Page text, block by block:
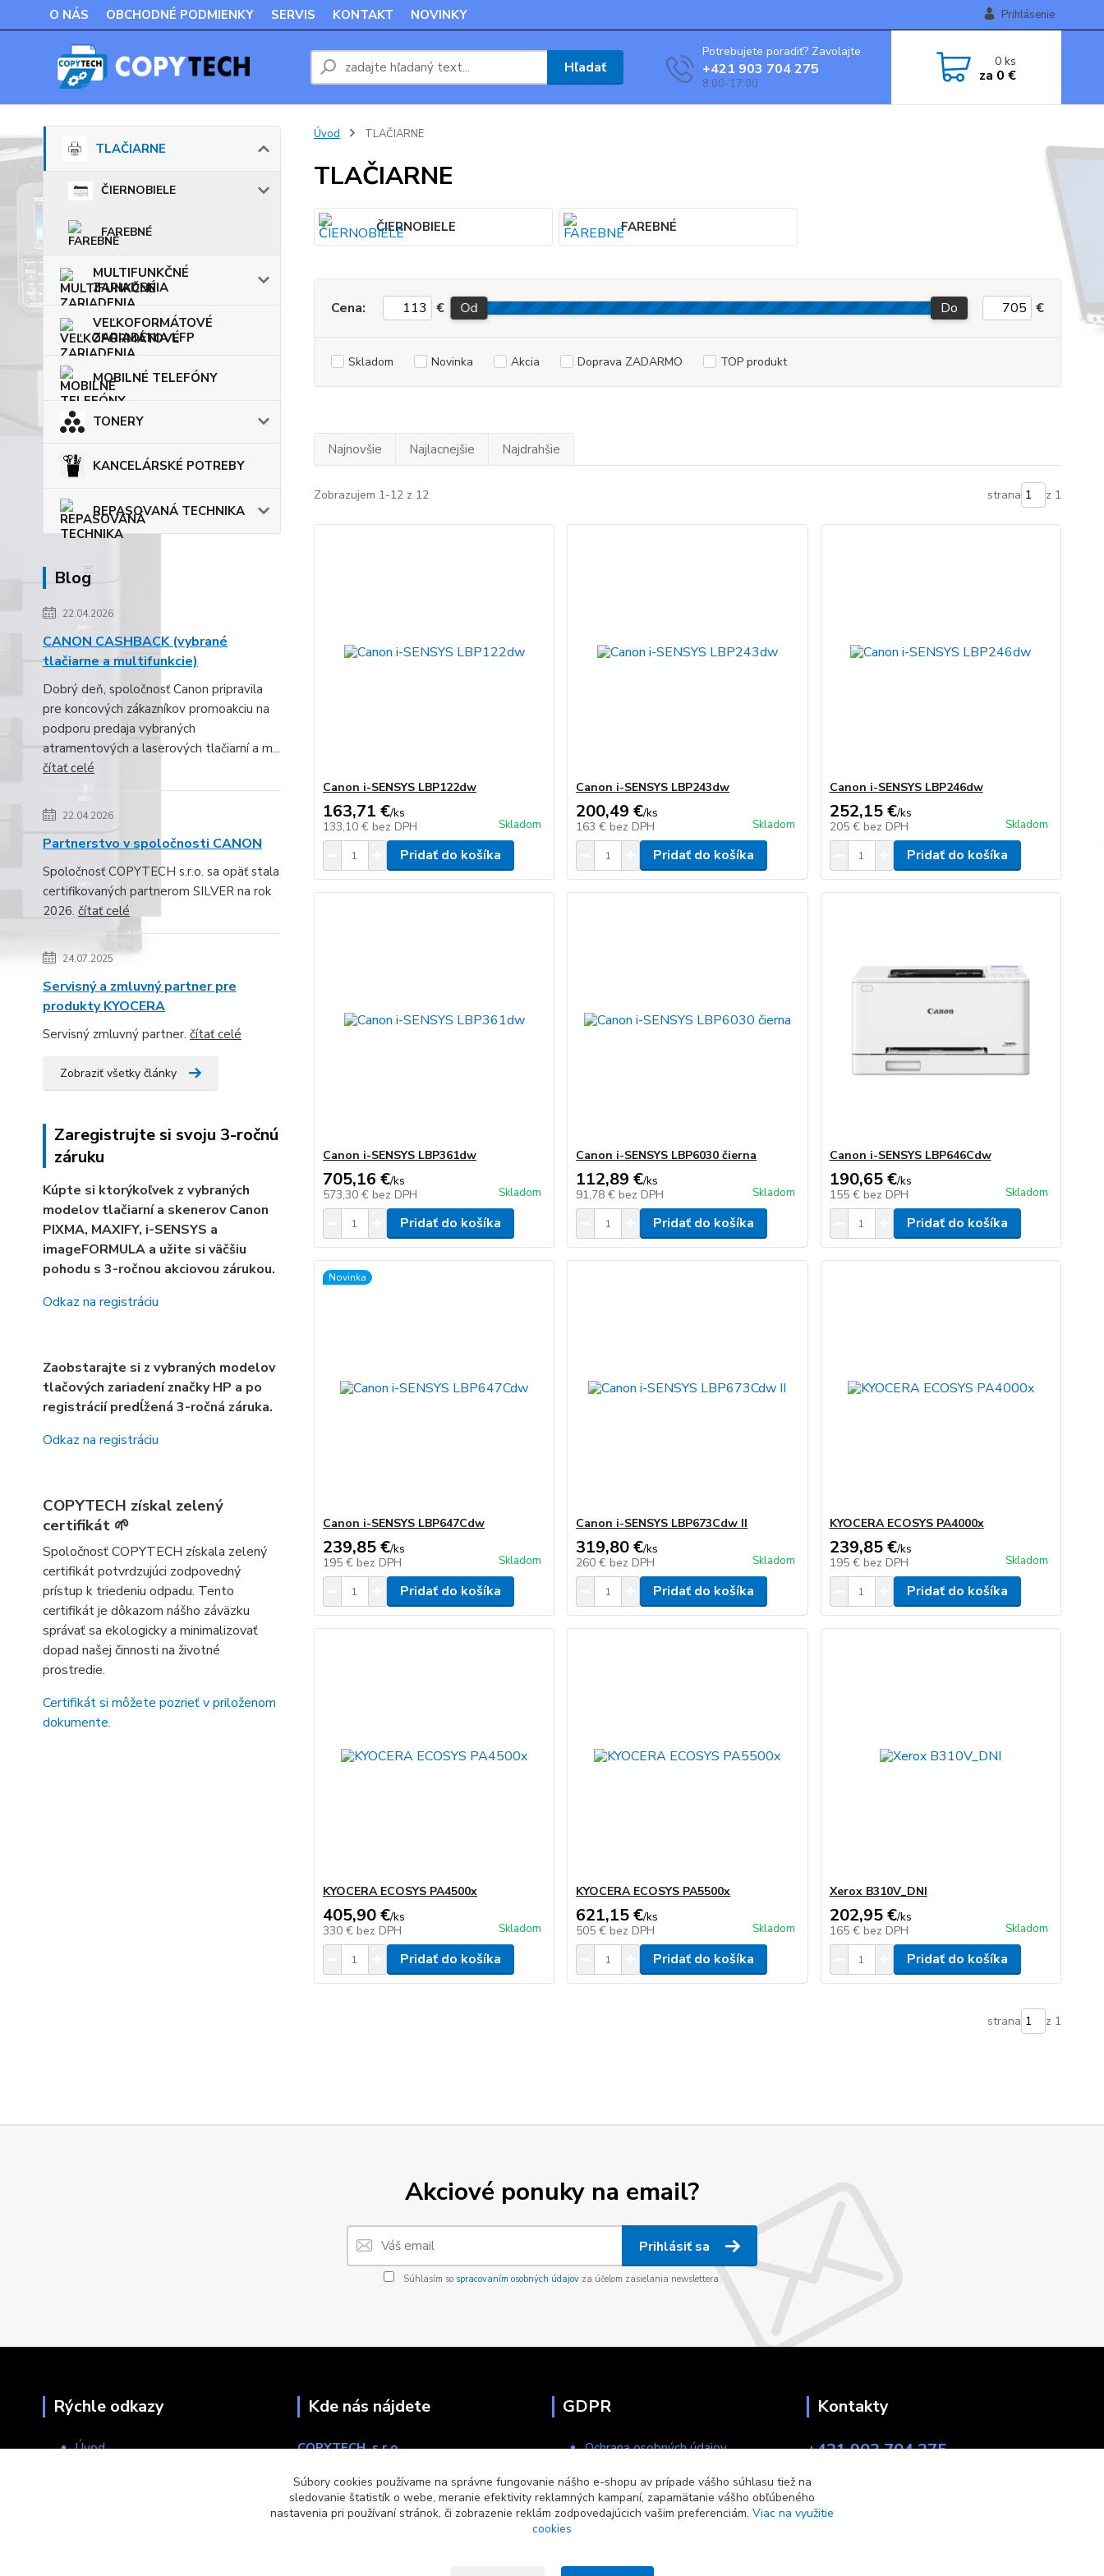
O NÁS OBCHODNÉ PODMIENKY SERVIS KONTAKT NOVINKY Prihlásenie
Hľadať
Potrebujete poradiť? Zavolajte
+421 903 704 275
8:00-17:00
0ks
za 0 €
TLAČIARNE
ČIERNOBIELE
FAREBNÉ
MULTIFUNKČNÉ
ZARIADENIA
VEĽKOFORMÁTOVÉ
ZARIADENIA LFP
MOBILNÉ TELEFÓNY
TONERY
KANCELÁRSKÉ POTREBY
REPASOVANÁ TECHNIKA
Blog
22.04.2026
CANON CASHBACK (vybrané
tlačiarne a multifunkcie)
Dobrý deň, spoločnosť Canon pripravila
pre koncových zákazníkov promoakciu na
podporu predaja vybraných
atramentových a laserových tlačiarní a m...
čítať celé
22.04.2026
Partnerstvo v spoločnosti CANON
Spoločnosť COPYTECH s.r.o. sa opäť stala
certifikovaných partnerom SILVER na rok
2026. čítať celé
24.07.2025
Servisný a zmluvný partner pre
produkty KYOCERA
Servisný zmluvný partner. čítať celé
Zobraziť všetky články
Zaregistrujte si svoju 3-ročnú
záruku
Kúpte si ktorýkoľvek z vybraných
modelov tlačiarní a skenerov Canon
PIXMA, MAXIFY, i-SENSYS a
imageFORMULA a užite si väčšiu
pohodu s 3-ročnou akciovou zárukou.
Odkaz na registráciu
Zaobstarajte si z vybraných modelov
tlačových zariadení značky HP a po
registrácií predĺžená 3-ročná záruka.
Odkaz na registráciu
COPYTECH získal zelený
certifikát 🌱
Spoločnosť COPYTECH získala zelený
certifikát potvrdzujúci zodpovedný
prístup k triedeniu odpadu. Tento
certifikát je dôkazom nášho záväzku
správať sa ekologicky a minimalizovať
dopad našej činnosti na životné
prostredie.
Certifikát si môžete pozrieť v priloženom
dokumente.
Úvod TLAČIARNE
TLAČIARNE
ČIERNOBIELE FAREBNÉ
Cena: € Od Do €
Skladom Novinka Akcia Doprava ZADARMO TOP produkt
Najnovšie Najlacnejšie Najdrahšie
Zobrazujem 1-12 z 12 strana z 1
Canon i-SENSYS LBP122dw
163,71 €/ks
133,10 € bez DPH Skladom
Pridať do košíka
Canon i-SENSYS LBP243dw
200,49 €/ks
163 € bez DPH Skladom
Pridať do košíka
Canon i-SENSYS LBP246dw
252,15 €/ks
205 € bez DPH Skladom
Pridať do košíka
Canon i-SENSYS LBP361dw
705,16 €/ks
573,30 € bez DPH Skladom
Pridať do košíka
Canon i-SENSYS LBP6030 čierna
112,89 €/ks
91,78 € bez DPH Skladom
Pridať do košíka
Canon i-SENSYS LBP646Cdw
190,65 €/ks
155 € bez DPH Skladom
Pridať do košíka
Novinka
Canon i-SENSYS LBP647Cdw
239,85 €/ks
195 € bez DPH Skladom
Pridať do košíka
Canon i-SENSYS LBP673Cdw II
319,80 €/ks
260 € bez DPH Skladom
Pridať do košíka
KYOCERA ECOSYS PA4000x
239,85 €/ks
195 € bez DPH Skladom
Pridať do košíka
KYOCERA ECOSYS PA4500x
405,90 €/ks
330 € bez DPH Skladom
Pridať do košíka
KYOCERA ECOSYS PA5500x
621,15 €/ks
505 € bez DPH Skladom
Pridať do košíka
Xerox B310V_DNI
202,95 €/ks
165 € bez DPH Skladom
Pridať do košíka
strana z 1
Akciové ponuky na email?
Prihlásiť sa
Súhlasím so spracovaním osobných údajovza účelom zasielania newslettera.
Rýchle odkazy
Úvod
Kde nás nájdete
COPYTECH, s.r.o
013 11 Lietavská Lúčka
GDPR
Ochrana osobných údajov
Kontakty
+421 903 704 275
Súbory cookies používame na správne fungovanie nášho e-shopu av prípade vášho súhlasu tiež na
sledovanie štatistík o webe, meranie efektivity reklamných kampaní, zapamätanie vášho obľúbeného
nastavenia pri používaní stránok, či zobrazenie reklám zodpovedajúcich vašim preferenciám. Viac na využitie
cookies